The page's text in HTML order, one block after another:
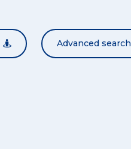
Advanced search